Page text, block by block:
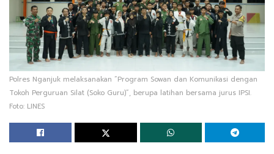
Polres Nganjuk melaksanakan “Program Sowan dan Komunikasi dengan
Tokoh Perguruan Silat (Soko Guru)”, berupa latihan bersama jurus IPSI.
Foto: LINES